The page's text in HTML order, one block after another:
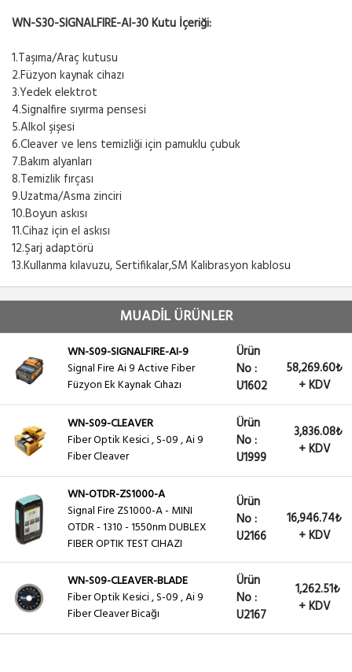
WN-S30-SIGNALFIRE-AI-30 Kutu İçeriği:
1.Taşıma/Araç kutusu
2.Füzyon kaynak cihazı
3.Yedek elektrot
4.Signalfire sıyırma pensesi
5.Alkol şişesi
6.Cleaver ve lens temizliği için pamuklu çubuk
7.Bakım alyanları
8.Temizlik fırçası
9.Uzatma/Asma zinciri
10.Boyun askısı
11.Cihaz için el askısı
12.Şarj adaptörü
13.Kullanma kılavuzu, Sertifikalar,SM Kalibrasyon kablosu
MUADİL ÜRÜNLER
WN-S09-SIGNALFIRE-AI-9
Signal Fire Ai 9 Active Fiber
Füzyon Ek Kaynak Cıhazı
Ürün
No :
U1602
58,269.60₺
+ KDV
WN-S09-CLEAVER
Fiber Optik Kesici , S-09 , Ai 9
Fiber Cleaver
Ürün
No :
U1999
3,836.08₺
+ KDV
WN-OTDR-ZS1000-A
Signal Fire ZS1000-A - MINI
OTDR - 1310 - 1550nm DUBLEX
FIBER OPTIK TEST CIHAZI
Ürün
No :
U2166
16,946.74₺
+ KDV
WN-S09-CLEAVER-BLADE
Fiber Optik Kesici , S-09 , Ai 9
Fiber Cleaver Bicağı
Ürün
No :
U2167
1,262.51₺
+ KDV